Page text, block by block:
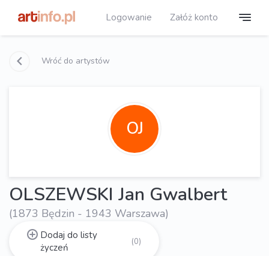
Logowanie Załóż konto
Wróć do artystów
OJ
OLSZEWSKI Jan Gwalbert
(1873 Będzin - 1943 Warszawa)
Dodaj do listy
życzeń
(0)